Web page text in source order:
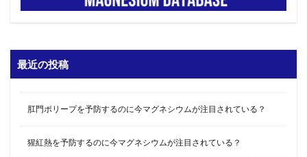
最近の投稿
肛門ポリープを予防するのに今マグネシウムが注目されている？
猩紅熱を予防するのに今マグネシウムが注目されている？